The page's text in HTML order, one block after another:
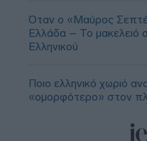
Όταν ο «Μαύρος
Ελλάδα – Το μακελειό
Ελληνικού
Ποιο ελληνικό χωριό
«ομορφότερο» στον